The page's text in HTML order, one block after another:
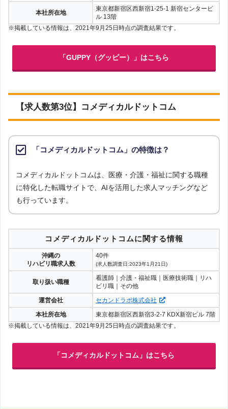
本社所在地
東京都新宿区西新宿1-25-1 新宿センタービ
ル 13階
※掲載している情報は、2021年9月25日時点の調査結果です。
「GUPPY（グッピー）」はこちら
【求人数第3位】コメディカルドットコム
「コメディカルドットコム」の特徴は？
コメディカルドットコムは、医療・介護・福祉に関する職種
に特化した転職サイトで、AIを活用した求人マッチングなど
も行っています。
コメディカルドットコムに関する情報
沖縄の
リハビリ職求人数
40件
(求人数調査日:2023年1月21日)
取り扱い職種
看護師｜介護・福祉職｜医療技術職｜リハ
ビリ職｜その他
運営会社
セカンドラボ株式会社
本社所在地
東京都新宿区西新宿3-2-7 KDX新宿ビル 7階
※掲載している情報は、2021年9月25日時点の調査結果です。
「コメディカルドットコム」はこちら